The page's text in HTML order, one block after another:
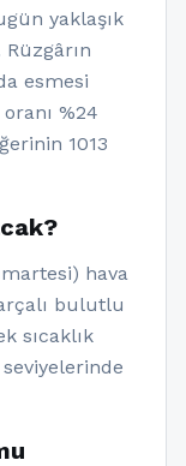
yaklaşık
esmesi
%24
1013
hava
bulutlu
sıcaklık
seviyelerinde